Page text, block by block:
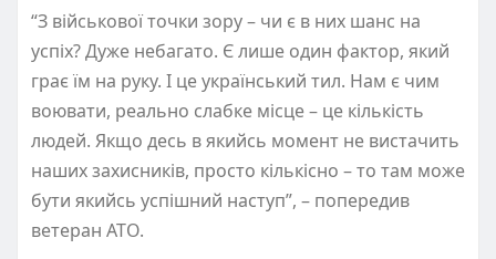
“З військової точки зору – чи є в них шанс на
успіх? Дуже небагато. Є лише один фактор, який
грає їм на руку. І це український тил. Нам є чим
воювати, реально слабке місце – це кількість
людей. Якщо десь в якийсь момент не вистачить
наших захисників, просто кількісно – то там може
бути якийсь успішний наступ”, – попередив
ветеран АТО.